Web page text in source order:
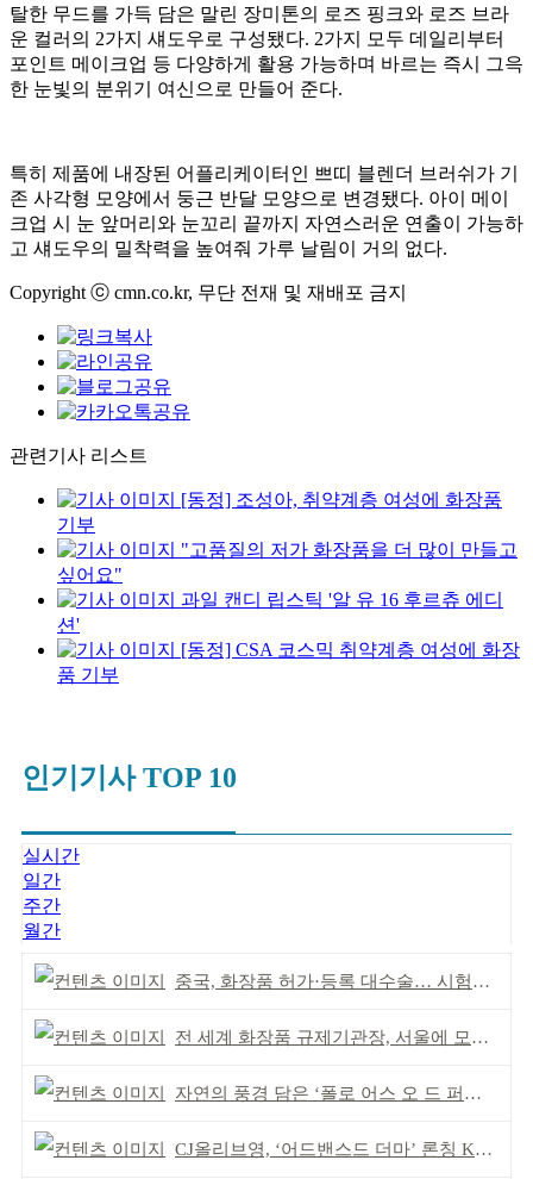
탈한 무드를 가득 담은 말린 장미톤의 로즈 핑크와 로즈 브라
운 컬러의 2가지 섀도우로 구성됐다. 2가지 모두 데일리부터
포인트 메이크업 등 다양하게 활용 가능하며 바르는 즉시 그윽
한 눈빛의 분위기 여신으로 만들어 준다.
특히 제품에 내장된 어플리케이터인 쁘띠 블렌더 브러쉬가 기
존 사각형 모양에서 둥근 반달 모양으로 변경됐다. 아이 메이
크업 시 눈 앞머리와 눈꼬리 끝까지 자연스러운 연출이 가능하
고 섀도우의 밀착력을 높여줘 가루 날림이 거의 없다.
Copyright ⓒ cmn.co.kr, 무단 전재 및 재배포 금지
관련기사 리스트
[동정] 조성아, 취약계층 여성에 화장품
기부
"고품질의 저가 화장품을 더 많이 만들고
싶어요"
과일 캔디 립스틱 '알 유 16 후르츄 에디
션'
[동정] CSA 코스믹 취약계층 여성에 화장
품 기부
인기기사 TOP 10
실시간
일간
주간
월간
중국, 화장품 허가·등록 대수술… 시험자료 공용 허용
전 세계 화장품 규제기관장, 서울에 모인다
자연의 풍경 담은 ‘폴로 어스 오 드 퍼퓸’ 4종 출시
CJ올리브영, ‘어드밴스드 더마’ 론칭 K더마 육성 박차